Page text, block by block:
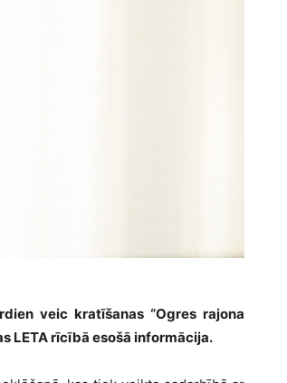
veic kratīšanas “Ogres rajona
LETA rīcībā esošā informācija.